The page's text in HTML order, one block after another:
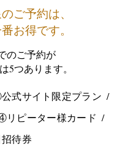
ご予約は、
お得です。
のご予約が
5つあります。
式サイト限定プラン
リピーター様カード
待券